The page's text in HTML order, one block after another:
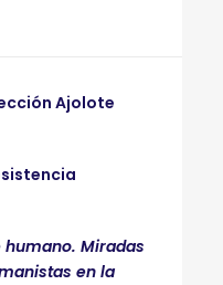
Ajolote
humano. Miradas
en la